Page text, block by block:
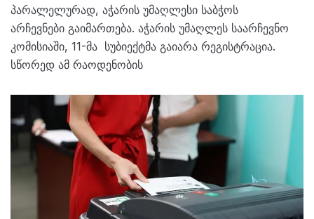
პარალელურად, აჭარის უმაღლესი საბჭოს
არჩევნები გაიმართება. აჭარის უმაღლეს საარჩევნო
კომისიაში, 11-მა სუბიექტმა გაიარა რეგისტრაცია.
სწორედ ამ რაოდენობის